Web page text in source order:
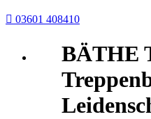
 03601 408410
BÄTHE